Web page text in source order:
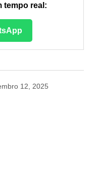
tempo real:
12, 2025